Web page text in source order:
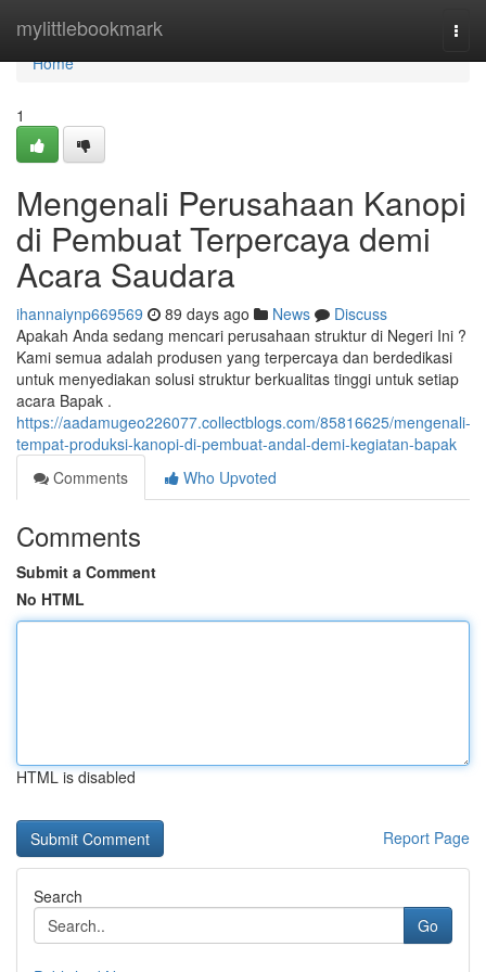
mylittlebookmark
Home
Home
1
Mengenali Perusahaan Kanopi
di Pembuat Terpercaya demi
Acara Saudara
ihannaiynp669569 89 days ago News
Discuss
Apakah Anda sedang mencari perusahaan struktur di Negeri Ini ?
Kami semua adalah produsen yang terpercaya dan berdedikasi
untuk menyediakan solusi struktur berkualitas tinggi untuk setiap
acara Bapak .
https://aadamugeo226077.collectblogs.com/85816625/mengenali-
tempat-produksi-kanopi-di-pembuat-andal-demi-kegiatan-bapak
Comments
Who Upvoted
Comments
Submit a Comment
No HTML
HTML is disabled
Report Page
Search
Go